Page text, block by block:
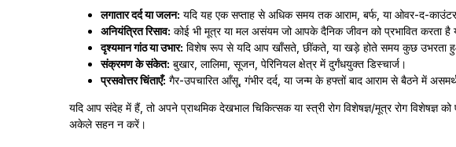
लगातार दर्द या जलन: यदि यह एक सप्ताह से अधिक समय तक आराम, बर्फ, या ओवर-द-काउंटर
अनियंत्रित रिसाव: कोई भी मूत्र या मल असंयम जो आपके दैनिक जीवन को प्रभावित करता है
दृश्यमान गांठ या उभार: विशेष रूप से यदि आप खाँसते, छींकते, या खड़े होते समय कुछ
संक्रमण के संकेत: बुखार, लालिमा, सूजन, पेरिनियल क्षेत्र में दुर्गंधयुक्त डिस्चार्ज।
प्रसवोत्तर चिंताएँ: गैर-उपचारित आँसू, गंभीर दर्द, या जन्म के हफ्तों बाद आराम से बैठने में
यदि आप संदेह में हैं, तो अपने प्राथमिक देखभाल चिकित्सक या स्त्री रोग विशेषज्ञ/मूत्र रोग विशेषज्ञ
अकेले सहन न करें।